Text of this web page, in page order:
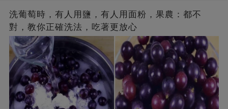
洗葡萄時，有人用鹽，有人用面粉，果農：都不
對，教你正確洗法，吃著更放心